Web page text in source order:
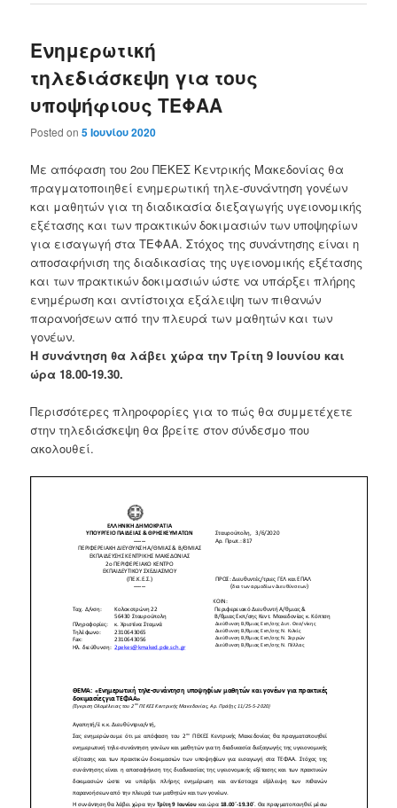
Ενημερωτική
τηλεδιάσκεψη για τους
υποψήφιους ΤΕΦΑΑ
Posted on5 Ιουνίου 2020
Με απόφαση του 2ου ΠΕΚΕΣ Κεντρικής Μακεδονίας θα
πραγματοποιηθεί ενημερωτική τηλε-συνάντηση γονέων
και μαθητών για τη διαδικασία διεξαγωγής υγειονομικής
εξέτασης και των πρακτικών δοκιμασιών των υποψηφίων
για εισαγωγή στα ΤΕΦΑΑ. Στόχος της συνάντησης είναι η
αποσαφήνιση της διαδικασίας της υγειονομικής εξέτασης
και των πρακτικών δοκιμασιών ώστε να υπάρξει πλήρης
ενημέρωση και αντίστοιχα εξάλειψη των πιθανών
παρανοήσεων από την πλευρά των μαθητών και των
γονέων.
Η συνάντηση θα λάβει χώρα την Τρίτη 9 Ιουνίου και
ώρα 18.00-19.30.
Περισσότερες πληροφορίες για το πώς θα συμμετέχετε
στην τηλεδιάσκεψη θα βρείτε στον σύνδεσμο που
ακολουθεί.